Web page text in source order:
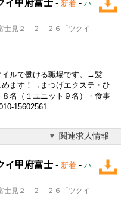
イ甲府富士 - 新着 - ハ
見２－２－２６「ツクイ
ルで働ける職場です。→髪
ます！→まつげエクステ・ひ
名（１ユニット９名）・食事
15602561
関連求人情報
イ甲府富士 - 新着 - ハ
見２－２－２６「ツクイ